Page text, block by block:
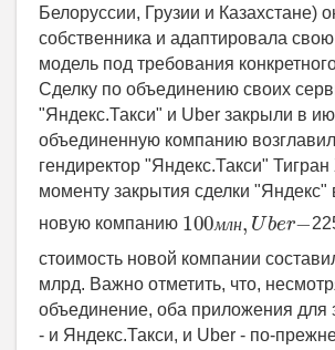
мл н
100 н,U −
стоимость новой компании
млрд. Важно отметить, что,
объединение, оба приложения для
- и Яндекс.Такси, и Uber - по-